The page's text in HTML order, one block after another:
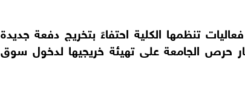
تنظمها الكلية احتفاءً بتخريج دفعة جديدة
حرص الجامعة على تهيئة خريجيها لدخول سوق